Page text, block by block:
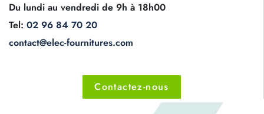
Du lundi au vendredi de 9h à 18h00
Tel: 02 96 84 70 20
contact@elec-fournitures.com
Contactez-nous